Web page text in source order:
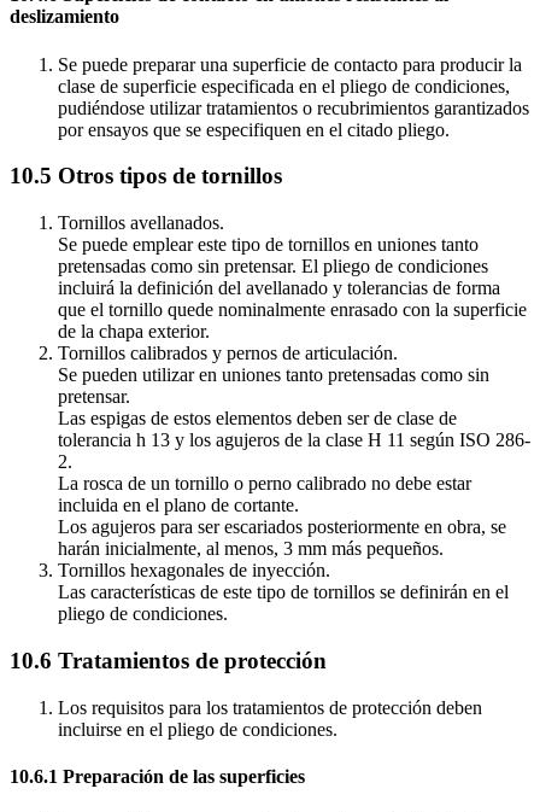
deslizamiento
Se puede preparar una superficie de contacto para producir la
clase de superficie especificada en el pliego de condiciones,
pudiéndose utilizar tratamientos o recubrimientos garantizados
por ensayos que se especifiquen en el citado pliego.
10.5 Otros tipos de tornillos
Tornillos avellanados.
Se puede emplear este tipo de tornillos en uniones tanto
pretensadas como sin pretensar. El pliego de condiciones
incluirá la definición del avellanado y tolerancias de forma
que el tornillo quede nominalmente enrasado con la superficie
de la chapa exterior.
Tornillos calibrados y pernos de articulación.
Se pueden utilizar en uniones tanto pretensadas como sin
pretensar.
Las espigas de estos elementos deben ser de clase de
tolerancia h 13 y los agujeros de la clase H 11 según ISO 286-
2.
La rosca de un tornillo o perno calibrado no debe estar
incluida en el plano de cortante.
Los agujeros para ser escariados posteriormente en obra, se
harán inicialmente, al menos, 3 mm más pequeños.
Tornillos hexagonales de inyección.
Las características de este tipo de tornillos se definirán en el
pliego de condiciones.
10.6 Tratamientos de protección
Los requisitos para los tratamientos de protección deben
incluirse en el pliego de condiciones.
10.6.1 Preparación de las superficies